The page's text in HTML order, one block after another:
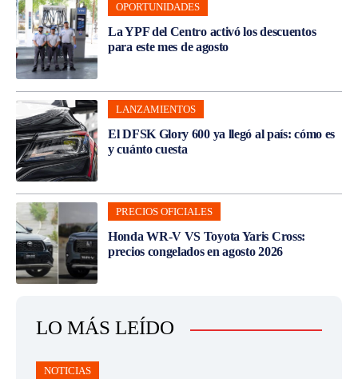
OPORTUNIDADES
La YPF del Centro activó los descuentos
para este mes de agosto
LANZAMIENTOS
El DFSK Glory 600 ya llegó al país: cómo es
y cuánto cuesta
PRECIOS OFICIALES
Honda WR-V VS Toyota Yaris Cross:
precios congelados en agosto 2026
LO MÁS LEÍDO
NOTICIAS